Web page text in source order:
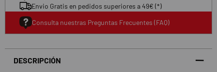
Envio Gratis en pedidos superiores a 49€ (*)
Consulta nuestras Preguntas Frecuentes (FAQ)
DESCRIPCIÓN